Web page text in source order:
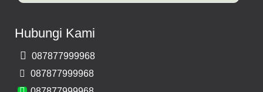
Hubungi Kami
087877999968
087877999968